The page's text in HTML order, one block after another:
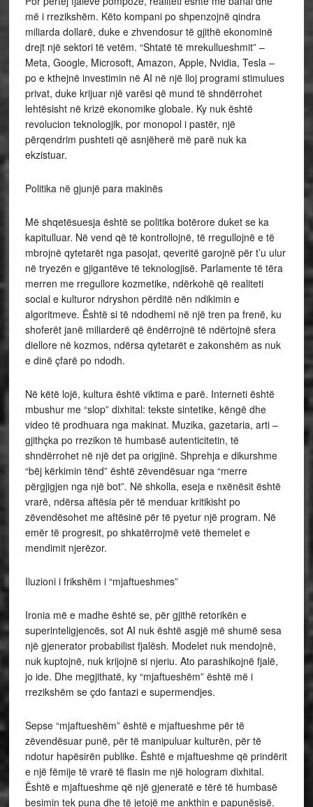
më i rrezikshëm. Këto kompani po shpenzojnë qindra
miliarda dollarë, duke e zhvendosur të gjithë ekonominë
drejt një sektori të vetëm. “Shtatë të mrekullueshmit” –
Meta, Google, Microsoft, Amazon, Apple, Nvidia, Tesla –
po e kthejnë investimin në AI në një lloj programi stimulues
privat, duke krijuar një varësi që mund të shndërrohet
lehtësisht në krizë ekonomike globale. Ky nuk është
revolucion teknologjik, por monopol i pastër, një
përqendrim pushteti që asnjëherë më parë nuk ka
ekzistuar.
Politika në gjunjë para makinës
Më shqetësuesja është se politika botërore duket se ka
kapitulluar. Në vend që të kontrollojnë, të rregullojnë e të
mbrojnë qytetarët nga pasojat, qeveritë garojnë për t’u ulur
në tryezën e gjigantëve të teknologjisë. Parlamente të tëra
merren me rregullore kozmetike, ndërkohë që realiteti
social e kulturor ndryshon përditë nën ndikimin e
algoritmeve. Është si të ndodhemi në një tren pa frenë, ku
shoferët janë miliarderë që ëndërrojnë të ndërtojnë sfera
diellore në kozmos, ndërsa qytetarët e zakonshëm as nuk
e dinë çfarë po ndodh.
Në këtë lojë, kultura është viktima e parë. Interneti është
mbushur me “slop” dixhital: tekste sintetike, këngë dhe
video të prodhuara nga makinat. Muzika, gazetaria, arti –
gjithçka po rrezikon të humbasë autenticitetin, të
shndërrohet në një det pa origjinë. Shprehja e dikurshme
“bëj kërkimin tënd” është zëvendësuar nga “merre
përgjigjen nga një bot”. Në shkolla, eseja e nxënësit është
vrarë, ndërsa aftësia për të menduar kritikisht po
zëvendësohet me aftësinë për të pyetur një program. Në
emër të progresit, po shkatërrojmë vetë themelet e
mendimit njerëzor.
Iluzioni i frikshëm i “mjaftueshmes”
Ironia më e madhe është se, për gjithë retorikën e
superinteligjencës, sot AI nuk është asgjë më shumë sesa
një gjenerator probabilist fjalësh. Modelet nuk mendojnë,
nuk kuptojnë, nuk krijojnë si njeriu. Ato parashikojnë fjalë,
jo ide. Dhe megjithatë, ky “mjaftueshëm” është më i
rrezikshëm se çdo fantazi e supermendjes.
Sepse “mjaftueshëm” është e mjaftueshme për të
zëvendësuar punë, për të manipuluar kulturën, për të
ndotur hapësirën publike. Është e mjaftueshme që prindërit
e një fëmije të vrarë të flasin me një hologram dixhital.
Është e mjaftueshme që një gjeneratë e tërë të humbasë
besimin tek puna dhe të jetojë me ankthin e papunësisë.